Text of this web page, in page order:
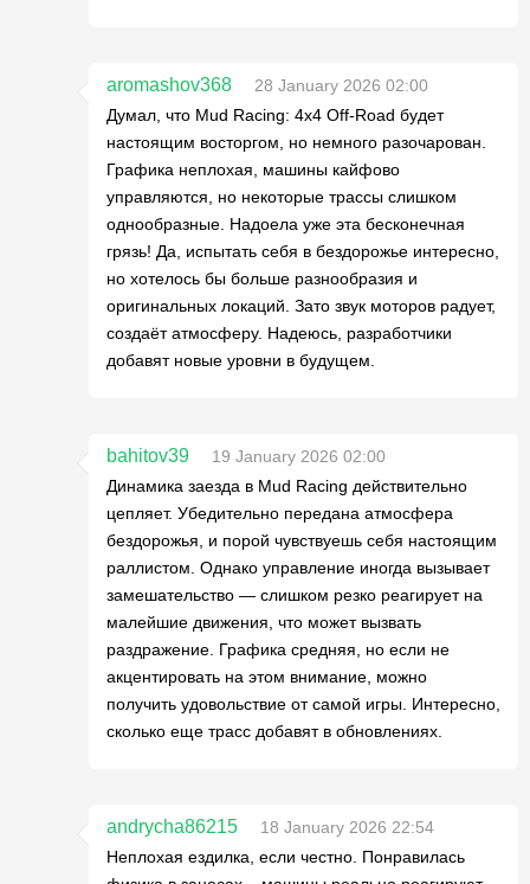
aromashov368
28 January 2026 02:00
Думал, что Mud Racing: 4х4 Off-Road будет
настоящим восторгом, но немного разочарован.
Графика неплохая, машины кайфово
управляются, но некоторые трассы слишком
однообразные. Надоела уже эта бесконечная
грязь! Да, испытать себя в бездорожье интересно,
но хотелось бы больше разнообразия и
оригинальных локаций. Зато звук моторов радует,
создаёт атмосферу. Надеюсь, разработчики
добавят новые уровни в будущем.
bahitov39
19 January 2026 02:00
Динамика заезда в Mud Racing действительно
цепляет. Убедительно передана атмосферa
бездорожья, и порой чувствуешь себя настоящим
раллистом. Однако управление иногда вызывает
замешательство — слишком резко реагирует на
малейшие движения, что может вызвать
раздражение. Графика средняя, но если не
акцентировать на этом внимание, можно
получить удовольствие от самой игры. Интересно,
сколько еще трасс добавят в обновлениях.
andrycha86215
18 January 2026 22:54
Неплохая ездилка, если честно. Понравилась